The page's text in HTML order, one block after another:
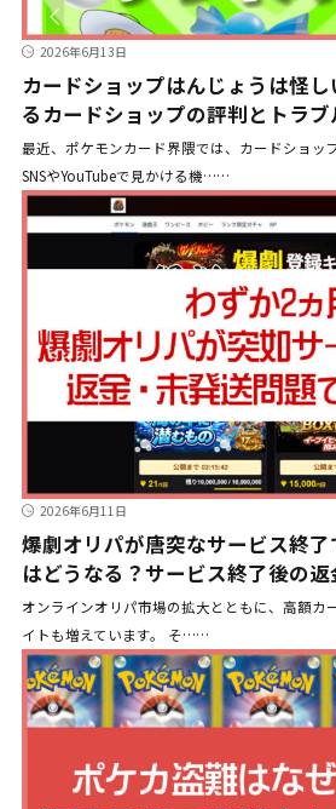
2026年6月13日
カードショップはんじょうは怪
るカードショップの評判とトラブ
最近、ポケモンカード界隈では、カードショッ
SNSやYouTubeで見かける機……
2026年6月11日
爆劇オリパが唐突なサービス終
はどうなる？サービス終了後の
オンラインオリパ市場の拡大とともに、高額カ
イトも増えています。 そ……